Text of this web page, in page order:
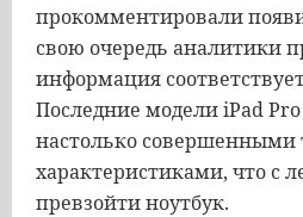
прокомментировали
свою очередь аналитики
информация
Последние модели iPad
настолько совершенными
характеристиками, что с
превзойти ноутбук.